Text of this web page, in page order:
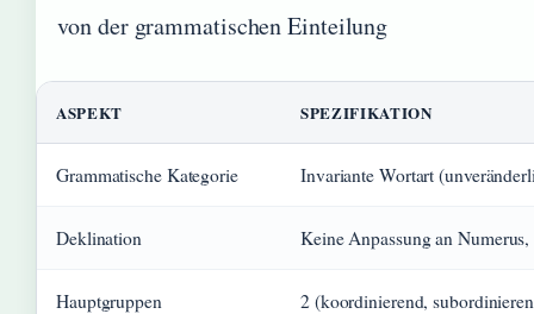
von der grammatischen Einteilung
ASPEKT SPEZIFIKATION
Grammatische Kategorie Invariante Wortart
Deklination Keine Anpassung an
Hauptgruppen 2 (koordinierend,